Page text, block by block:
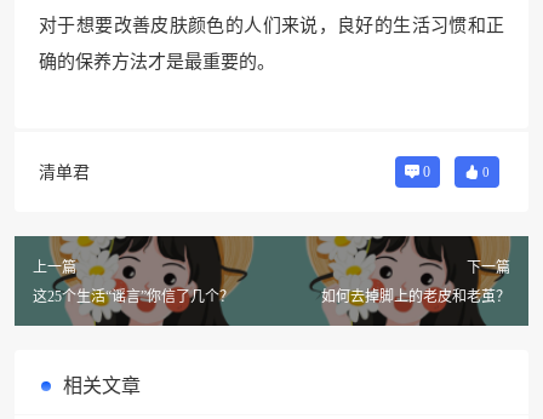
对于想要改善皮肤颜色的人们来说，良好的生活习惯和正
确的保养方法才是最重要的。
清单君 0 0
上一篇
这25个生活“谣言”你信了几个？
下一篇
如何去掉脚上的老皮和老茧？
相关文章